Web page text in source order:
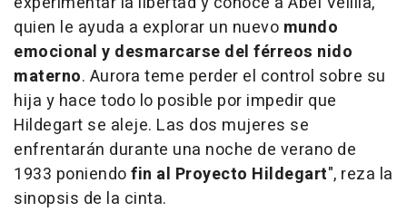
quien le ayuda a explorar un nuevo mundo
emocional y desmarcarse del férreos nido
materno. Aurora teme perder el control sobre su
hija y hace todo lo posible por impedir que
Hildegart se aleje. Las dos mujeres se
enfrentarán durante una noche de verano de
1933 poniendofin al Proyecto Hildegart", reza la
sinopsis de la cinta.